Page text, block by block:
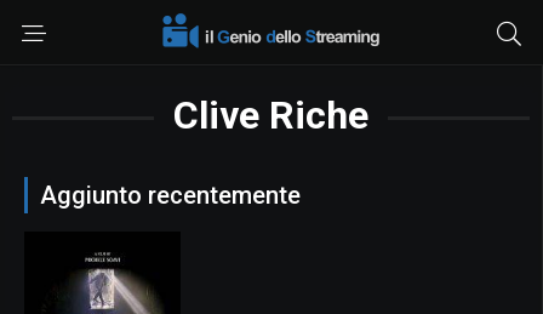
Clive Riche
Aggiunto recentemente